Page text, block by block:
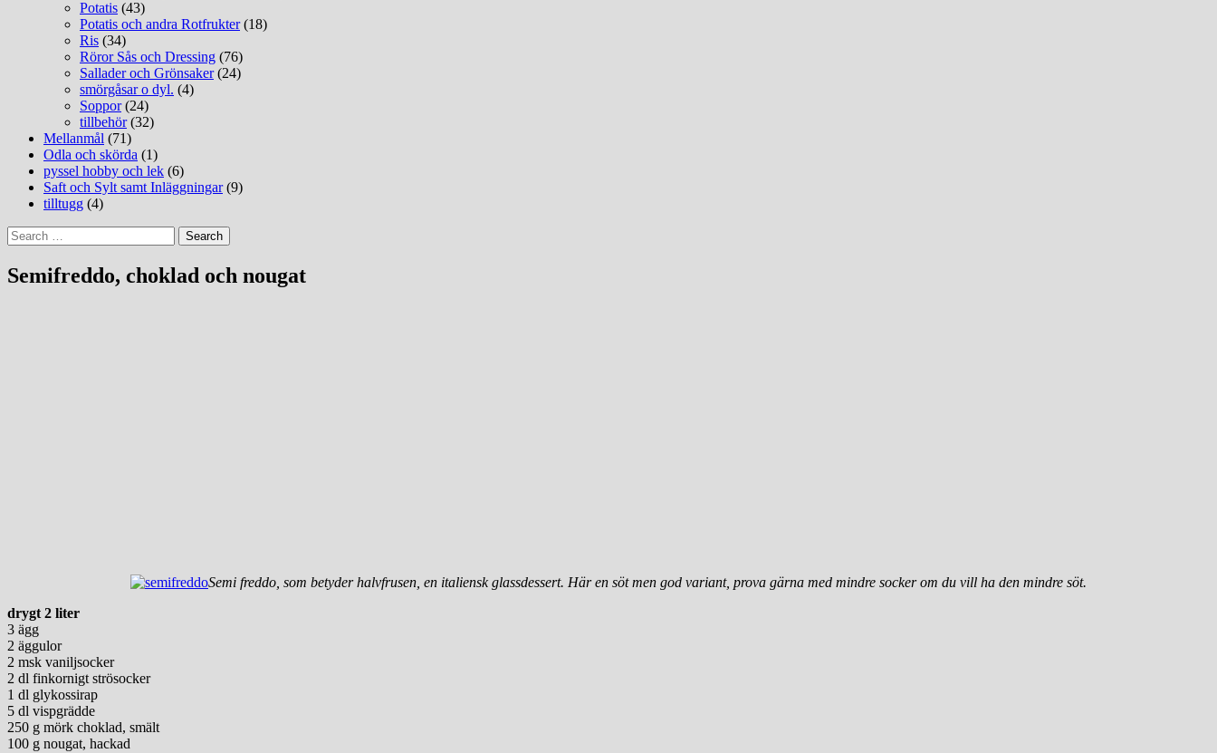
Potatis (43)
Potatis och andra Rotfrukter(18)
Ris (34)
Röror Sås och Dressing (76)
Sallader och Grönsaker(24)
smörgåsar o dyl. (4)
Soppor(24)
tillbehör(32)
Mellanmål (71)
Odla och skörda (1)
pyssel hobby och lek (6)
Saft och Sylt samt Inläggningar(9)
tilltugg (4)
Search
for:
Semifreddo, choklad och nougat
Semi freddo, som betyder halvfrusen, en italiensk glassdessert. Här en söt men god variant, prova gärna med mindre socker om du vill ha den mindre söt.
drygt 2 liter
3 ägg
2 äggulor
2 msk vaniljsocker
2 dl finkornigt strösocker
1 dl glykossirap
5 dl vispgrädde
250 g mörk choklad, smält
100 g nougat, hackad